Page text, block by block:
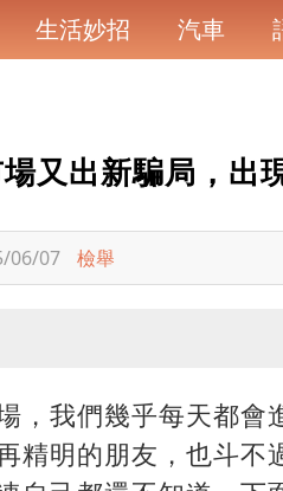
生活妙招 汽車
又出新騙局，出
06/07 檢舉
，我們幾乎每天都會
精明的朋友，也斗不